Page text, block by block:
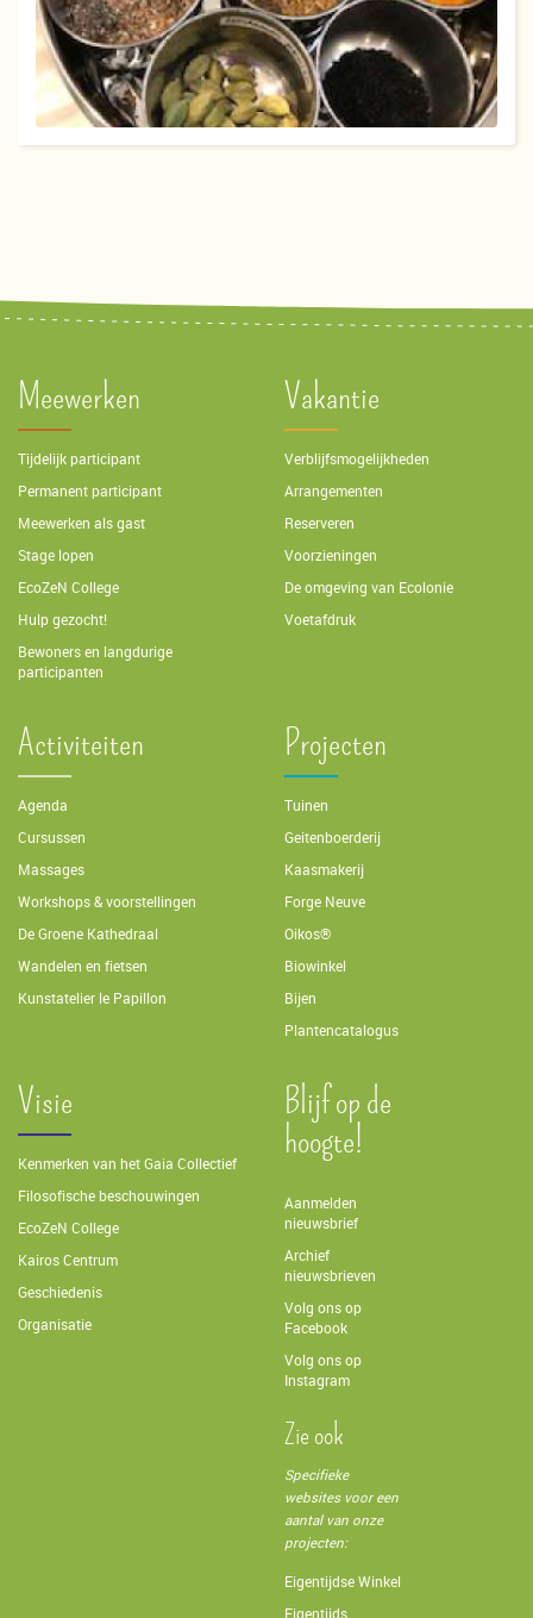
Meewerken
Tijdelijk participant
Permanent participant
Meewerken als gast
Stage lopen
EcoZeN College
Hulp gezocht!
Bewoners en langdurige
participanten
Vakantie
Verblijfsmogelijkheden
Arrangementen
Reserveren
Voorzieningen
De omgeving van Ecolonie
Voetafdruk
Activiteiten
Agenda
Cursussen
Massages
Workshops & voorstellingen
De Groene Kathedraal
Wandelen en fietsen
Kunstatelier le Papillon
Projecten
Tuinen
Geitenboerderij
Kaasmakerij
Forge Neuve
Oikos®
Biowinkel
Bijen
Plantencatalogus
Visie
Kenmerken van het Gaia Collectief
Filosofische beschouwingen
EcoZeN College
Kairos Centrum
Geschiedenis
Organisatie
Blijf op de
hoogte!
Aanmelden
nieuwsbrief
Archief
nieuwsbrieven
Volg ons op
Facebook
Volg ons op
Instagram
Zie ook
Specifieke
websites voor een
aantal van onze
projecten:
Eigentijdse Winkel
Eigentijds